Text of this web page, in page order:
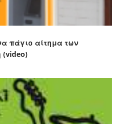
πάγιο αίτημα των
(video)